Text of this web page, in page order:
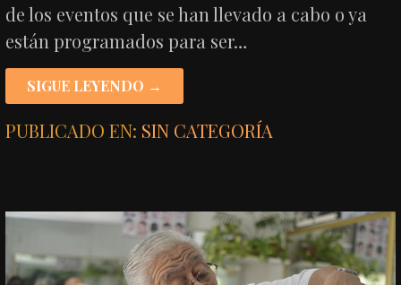
de los eventos que se han llevado a cabo o ya
están programados para ser…
SIGUE LEYENDO →
PUBLICADO EN: SIN CATEGORÍA